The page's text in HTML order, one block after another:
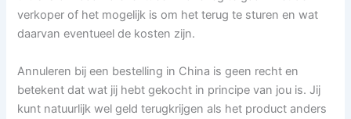
verkoper of het mogelijk is om het terug te sturen en wat
daarvan eventueel de kosten zijn.
Annuleren bij een bestelling in China is geen recht en
betekent dat wat jij hebt gekocht in principe van jou is. Jij
kunt natuurlijk wel geld terugkrijgen als het product anders